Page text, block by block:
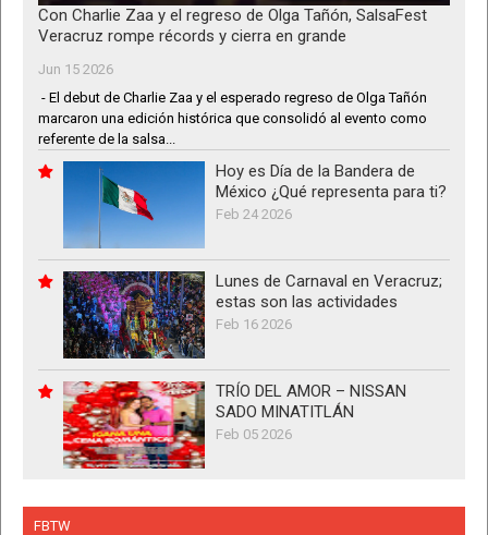
Con Charlie Zaa y el regreso de Olga Tañón, SalsaFest
Veracruz rompe récords y cierra en grande
Jun 15 2026
- El debut de Charlie Zaa y el esperado regreso de Olga Tañón
marcaron una edición histórica que consolidó al evento como
referente de la salsa...
Hoy es Día de la Bandera de
México ¿Qué representa para ti?
Feb 24 2026
Lunes de Carnaval en Veracruz;
estas son las actividades
Feb 16 2026
TRÍO DEL AMOR – NISSAN
SADO MINATITLÁN
Feb 05 2026
FBTW